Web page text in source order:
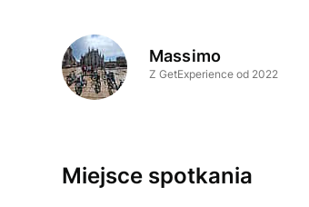
Massimo
Z GetExperience od 2022
Miejsce spotkania